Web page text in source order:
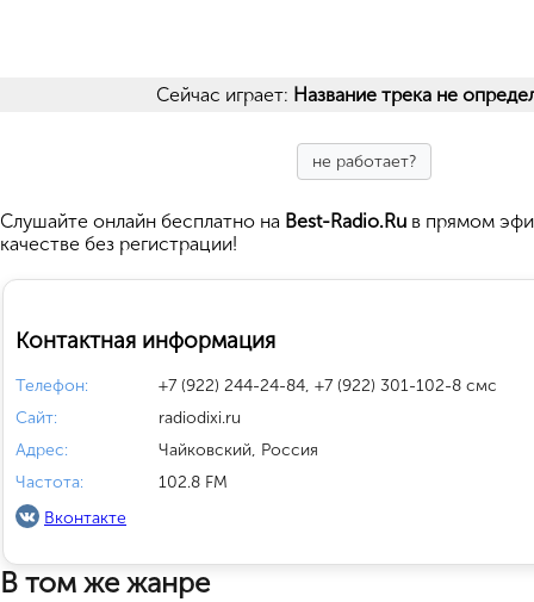
Сейчас играет: Название трека не
не работает?
Cлушайте онлайн бесплатно на Best-Radio.Ru в прямом
качестве без регистрации!
Контактная информация
Телефон:
+7 (922) 244-24-84, +7 (922) 301-102-8 смс
Сайт:
radiodixi.ru
Адрес:
Чайковский, Россия
Частота:
102.8 FM
Вконтакте
В том же жанре